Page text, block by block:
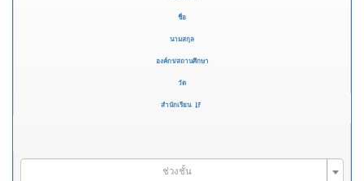
ชื่อ
นามสกุล
องค์กร/สถานศึกษา
วัด
สำนักเรียน
ช่วงชั้น